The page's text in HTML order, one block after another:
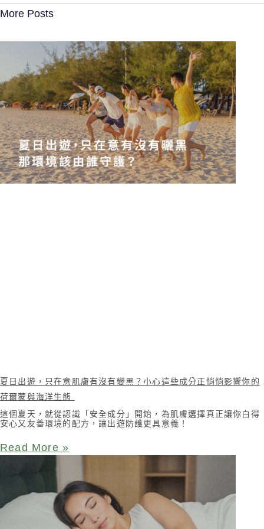
More Posts
夏日出遊，只在意肌膚有沒有變黑？小心這些成分正悄悄影響你的
荷爾蒙與海洋生態
這個夏天，就從認識「安全成分」開始，為肌膚選擇真正讓你白得
安心又友善環境的配方，讓出遊防護更具意義！
Read More »